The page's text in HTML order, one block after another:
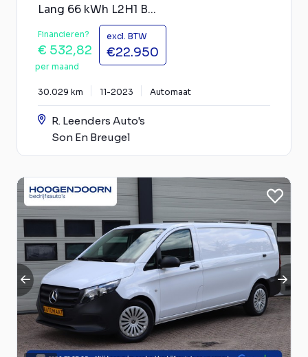
Lang 66 kWh L2H1 B...
Financieren?
€ 532,82
per maand
excl. BTW
€22.950
30.029 km 11-2023 Automaat
R. Leenders Auto's
Son En Breugel